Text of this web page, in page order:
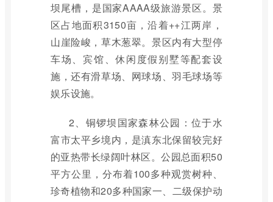
坝尾槽，是国家AAAA级旅游景区。景
区占地面积3150亩，沿着++江两岸，
山崖险峻，草木葱翠。景区内有大型停
车场、宾馆、休闲度假别墅等配套设
施，还有滑草场、网球场、羽毛球场等
娱乐设施。
2、铜锣坝国家森林公园：位于水
富市太平乡境内，是滇东北保留较完好
的亚热带长绿阔叶林区。公园总面积50
平方公里，分布着100多种观赏树种、
珍奇植物和20多种国家一、二级保护动